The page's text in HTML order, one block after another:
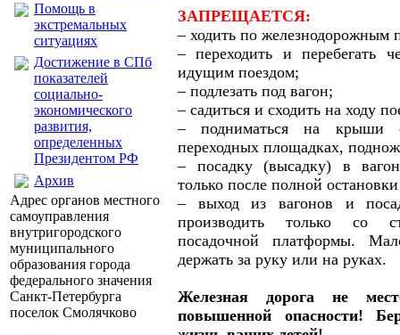
Помощь в
экстремальных
ситуациях
Достижение в СПб
показателей
социально-
экономического
развития,
определенных
Президентом РФ
Архив
Адрес органов местного
самоуправления
внутригородского
муниципального
образования города
федерального значения
Санкт-Петербурга
поселок Смолячково
ЗАПРЕЩАЕТСЯ:
– ходить по железнодорожным
– переходить и перебегать
идущим поездом;
– подлезать под вагон;
– садиться и сходить на ходу
– подниматься на крыши
переходных площадках,
– посадку (высадку) в
только после полной
– выход из вагонов и
производить только со
посадочной платформы.
держать за руку или на руках.
Железная дорога не
повышенной опасности!